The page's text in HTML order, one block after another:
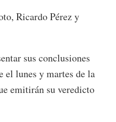
Ricardo Pérez y
sus conclusiones
el lunes y martes de la
emitirán su veredicto